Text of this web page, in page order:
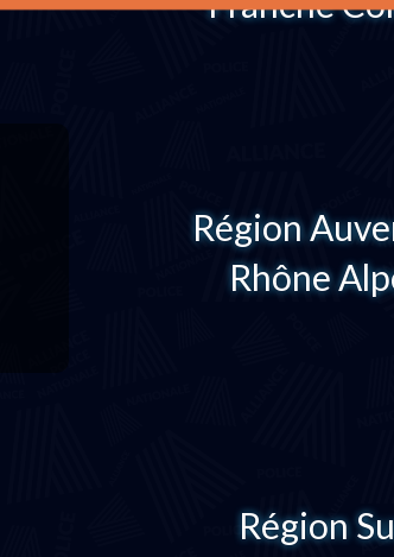
Région
Rhône
Région